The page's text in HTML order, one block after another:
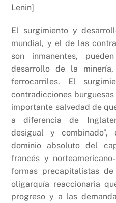
Lenin]
El surgimiento y
mundial, y el de las
son inmanentes,
desarrollo de la
ferrocarriles. El
contradicciones
importante salvedad de
a diferencia de
desigual y
dominio absoluto del
francés y
formas precapitalistas
oligarquía reaccionaria
progreso y a las